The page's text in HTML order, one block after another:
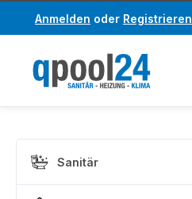
Hauptinhalt springen
Zur Suche springen
Anmelden oder Registrieren
Sanitär